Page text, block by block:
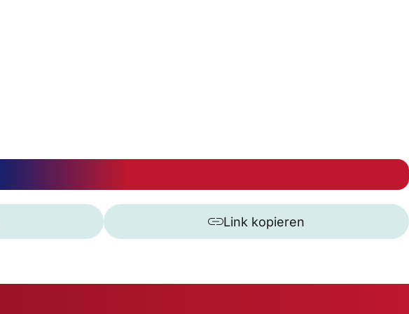
Link kopieren